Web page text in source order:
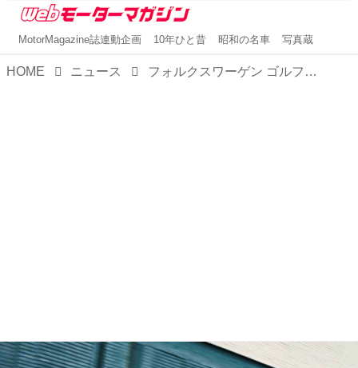
MotorMagazine誌連動企画 10年ひと昔 昭和の名車 写真蔵
HOME ニュース フォルクスワーゲン ゴルフの大幅アップデート版「8.5」登場、GTIは最高出力265psに